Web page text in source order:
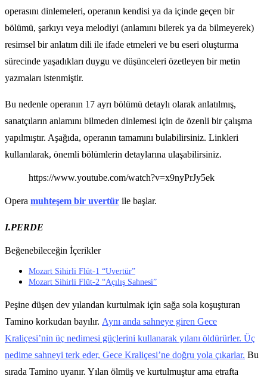
operasını dinlemeleri, operanın kendisi ya da içinde geçen bir
bölümü, şarkıyı veya melodiyi (anlamını bilerek ya da bilmeyerek)
resimsel bir anlatım dili ile ifade etmeleri ve bu eseri oluşturma
sürecinde yaşadıkları duygu ve düşünceleri özetleyen bir metin
yazmaları istenmiştir.
Bu nedenle operanın 17 ayrı bölümü detaylı olarak anlatılmış,
sanatçıların anlamını bilmeden dinlemesi için de özenli bir çalışma
yapılmıştır. Aşağıda, operanın tamamını bulabilirsiniz. Linkleri
kullanılarak, önemli bölümlerin detaylarına ulaşabilirsiniz.
https://www.youtube.com/watch?v=x9nyPrJy5ek
Opera muhteşem bir uvertür ile başlar.
I.PERDE
Beğenebileceğin İçerikler
Mozart Sihirli Flüt-1 “Uvertür”
Mozart Sihirli Flüt-2 “Açılış Sahnesi”
Peşine düşen dev yılandan kurtulmak için sağa sola koşuşturan
Tamino korkudan bayılır. Aynı anda sahneye giren Gece
Kraliçesi’nin üç nedimesi güçlerini kullanarak yılanı öldürürler. Üç
nedime sahneyi terk eder, Gece Kraliçesi’ne doğru yola çıkarlar. Bu
sırada Tamino uyanır. Yılan ölmüş ve kurtulmuştur ama etrafta